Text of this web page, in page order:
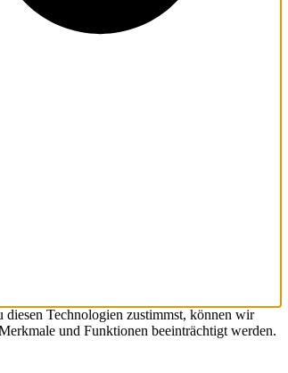
Technologien zustimmst, können wir
und Funktionen beeinträchtigt werden.